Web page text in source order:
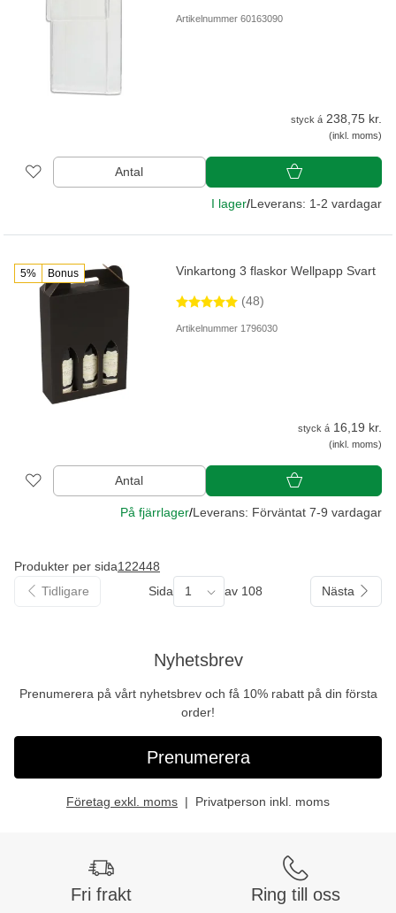
Artikelnummer 60163090
styck á 238,75 kr.
(inkl. moms)
Antal
I lager/Leverans: 1-2 vardagar
5% Bonus Vinkartong 3 flaskor Wellpapp Svart
(48)
Artikelnummer 1796030
styck á 16,19 kr.
(inkl. moms)
Antal
På fjärrlager/Leverans: Förväntat 7-9 vardagar
Produkter per sida122448
Tidligare
Sida 1 av 108 Nästa
Nyhetsbrev
Prenumerera på vårt nyhetsbrev och få 10% rabatt på din första
order!
Prenumerera
Företag exkl. moms Privatperson inkl. moms
Fri frakt Ring till oss